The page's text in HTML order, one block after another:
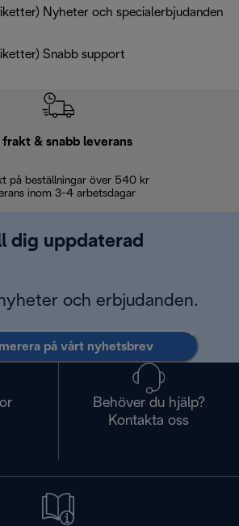
Nyheter och specialerbjudanden
Snabb support
frakt & snabb leverans
på beställningar över 540 kr
inom 3-4 arbetsdagar
dig uppdaterad
och erbjudanden.
på vårt nyhetsbrev
Behöver du hjälp?
Kontakta oss